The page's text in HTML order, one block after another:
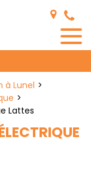
à Lunel
Lattes